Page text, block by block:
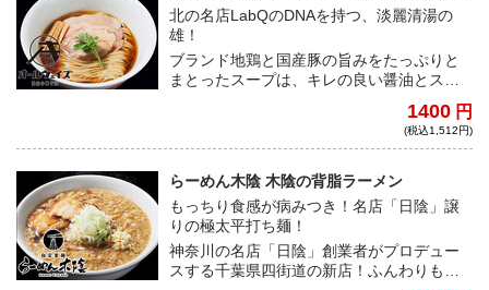
油
北の名店LabQのDNAを持つ、淡麗清湯の
雄！
ブランド地鶏と国産豚の旨みをたっぷりと
まとったスープは、キレの良い醤油とスッ
成度を誇る。滑らかでシルキーな麺もさす
1400 円
(税込1,512円)
らーめん木陰 木陰の背脂ラーメン
もっちり食感が病みつき！名店「日陰」譲
りの極太平打ち麺！
神奈川の名店「日陰」創業者がプロデュー
スする千葉県四街道の新店！ふんわりもっ